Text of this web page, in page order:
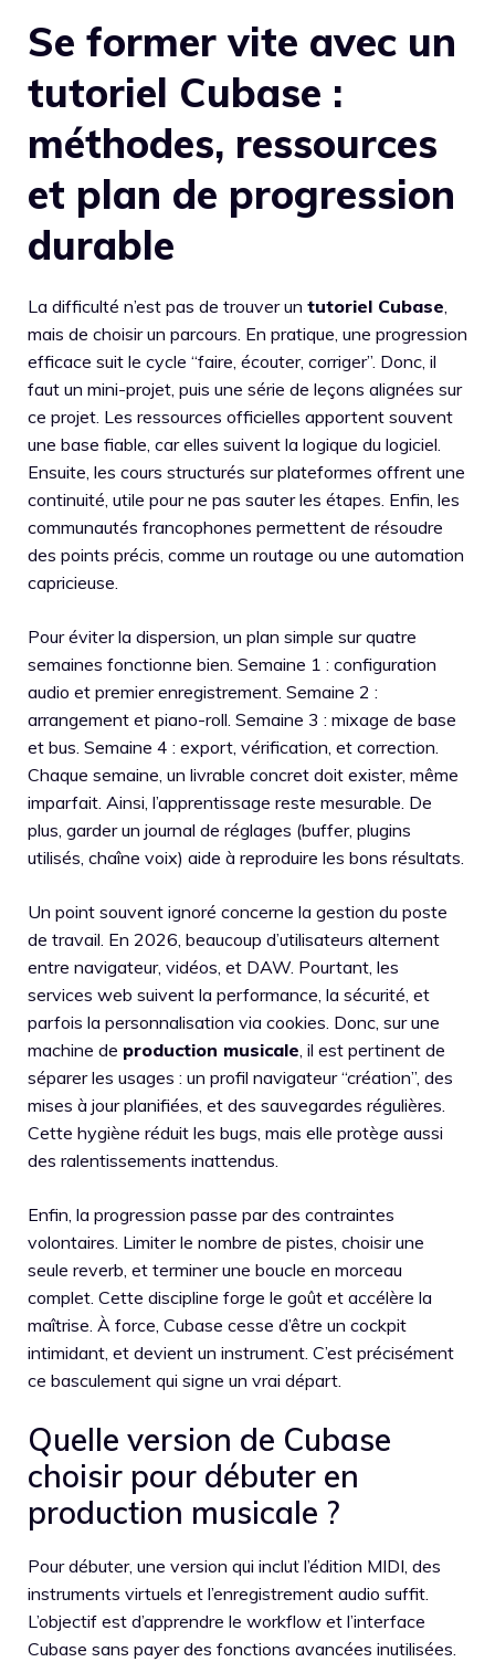
Se former vite avec un
tutoriel Cubase :
méthodes, ressources
et plan de progression
durable
La difficulté n’est pas de trouver un tutoriel Cubase,
mais de choisir un parcours. En pratique, une progression
efficace suit le cycle “faire, écouter, corriger”. Donc, il
faut un mini-projet, puis une série de leçons alignées sur
ce projet. Les ressources officielles apportent souvent
une base fiable, car elles suivent la logique du logiciel.
Ensuite, les cours structurés sur plateformes offrent une
continuité, utile pour ne pas sauter les étapes. Enfin, les
communautés francophones permettent de résoudre
des points précis, comme un routage ou une automation
capricieuse.
Pour éviter la dispersion, un plan simple sur quatre
semaines fonctionne bien. Semaine 1 : configuration
audio et premier enregistrement. Semaine 2 :
arrangement et piano-roll. Semaine 3 : mixage de base
et bus. Semaine 4 : export, vérification, et correction.
Chaque semaine, un livrable concret doit exister, même
imparfait. Ainsi, l’apprentissage reste mesurable. De
plus, garder un journal de réglages (buffer, plugins
utilisés, chaîne voix) aide à reproduire les bons résultats.
Un point souvent ignoré concerne la gestion du poste
de travail. En 2026, beaucoup d’utilisateurs alternent
entre navigateur, vidéos, et DAW. Pourtant, les
services web suivent la performance, la sécurité, et
parfois la personnalisation via cookies. Donc, sur une
machine de production musicale, il est pertinent de
séparer les usages : un profil navigateur “création”, des
mises à jour planifiées, et des sauvegardes régulières.
Cette hygiène réduit les bugs, mais elle protège aussi
des ralentissements inattendus.
Enfin, la progression passe par des contraintes
volontaires. Limiter le nombre de pistes, choisir une
seule reverb, et terminer une boucle en morceau
complet. Cette discipline forge le goût et accélère la
maîtrise. À force, Cubase cesse d’être un cockpit
intimidant, et devient un instrument. C’est précisément
ce basculement qui signe un vrai départ.
Quelle version de Cubase
choisir pour débuter en
production musicale ?
Pour débuter, une version qui inclut l’édition MIDI, des
instruments virtuels et l’enregistrement audio suffit.
L’objectif est d’apprendre le workflow et l’interface
Cubase sans payer des fonctions avancées inutilisées.